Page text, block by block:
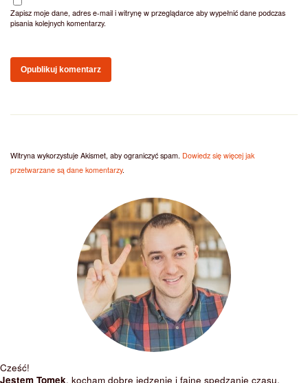
Zapisz moje dane, adres e-mail i witrynę w przeglądarce aby wypełnić dane podczas
pisania kolejnych komentarzy.
Witryna wykorzystuje Akismet, aby ograniczyć spam. Dowiedz się więcej jak
przetwarzane są dane komentarzy.
Cześć!
Jestem Tomek, kocham dobre jedzenie i fajne spędzanie czasu.